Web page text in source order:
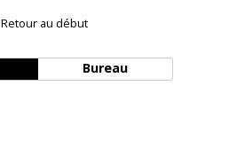
Retour au début
Bureau